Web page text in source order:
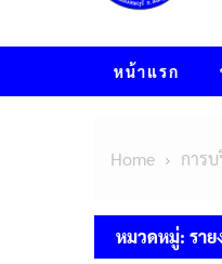
หน้าแรก
Home การ
หมวดหมู่: ราย